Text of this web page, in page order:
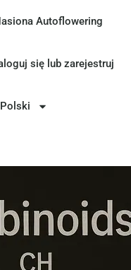
Autoflowering
się lub zarejestruj
Polski